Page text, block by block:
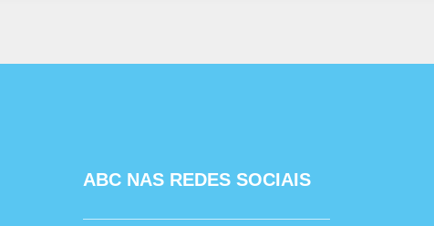
ABC NAS REDES SOCIAIS